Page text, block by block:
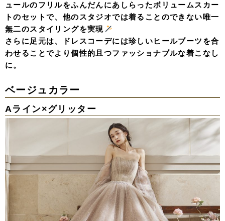
ュールのフリルをふんだんにあしらったボリュームスカー
トのセットで、他のスタジオでは着ることのできない唯一
無二のスタイリングを実現
さらに足元は、ドレスコーデには珍しいヒールブーツを合
わせることでより個性的且つファッショナブルな着こなし
に。
ベージュカラー
Aライン×グリッター